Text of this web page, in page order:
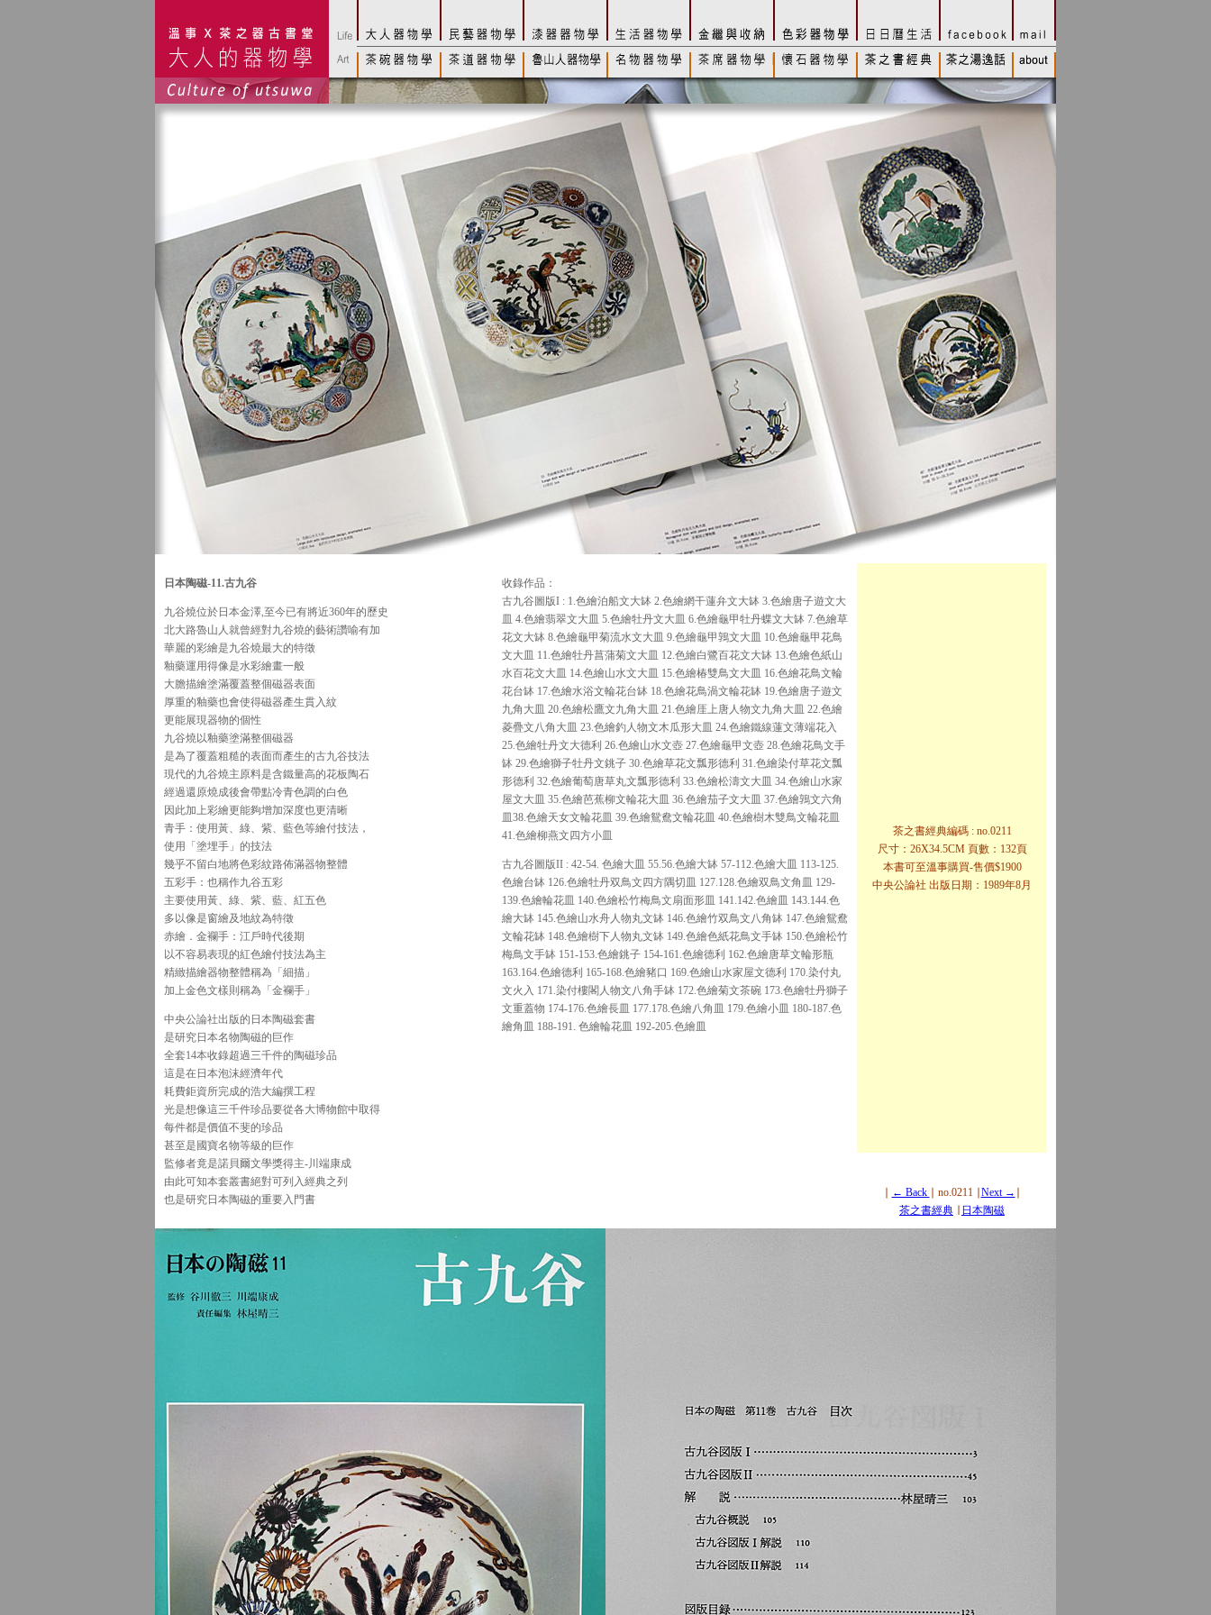
日本陶磁-11.古九谷
九谷燒位於日本金澤,至今已有將近360年的歷史
北大路魯山人就曾經對九谷燒的藝術讚喻有加
華麗的彩繪是九谷燒最大的特徵
釉藥運用得像是水彩繪畫一般
大膽描繪塗滿覆蓋整個磁器表面
厚重的釉藥也會使得磁器產生貫入紋
更能展現器物的個性
九谷燒以釉藥塗滿整個磁器
是為了覆蓋粗糙的表面而產生的古九谷技法
現代的九谷燒主原料是含鐵量高的花板陶石
經過還原燒成後會帶點冷青色調的白色
因此加上彩繪更能夠增加深度也更清晰
青手：使用黃、綠、紫、藍色等繪付技法，
使用「塗埋手」的技法
幾乎不留白地將色彩紋路佈滿器物整體
五彩手：也稱作九谷五彩
主要使用黃、綠、紫、藍、紅五色
多以像是窗繪及地紋為特徵
赤繪．金襴手：江戶時代後期
以不容易表現的紅色繪付技法為主
精緻描繪器物整體稱為「細描」
加上金色文樣則稱為「金襴手」
中央公論社出版的日本陶磁套書
是研究日本名物陶磁的巨作
全套14本收錄超過三千件的陶磁珍品
這是在日本泡沫經濟年代
耗費鉅資所完成的浩大編撰工程
光是想像這三千件珍品要從各大博物館中取得
每件都是價值不斐的珍品
甚至是國寶名物等級的巨作
監修者竟是諾貝爾文學獎得主-川端康成
由此可知本套叢書絕對可列入經典之列
也是研究日本陶磁的重要入門書
收錄作品：
古九谷圖版I : 1.色繪泊船文大缽 2.色繪網干蓮弁文大缽 3.色繪唐子遊文大
皿 4.色繪翡翠文大皿 5.色繪牡丹文大皿 6.色繪龜甲牡丹蝶文大缽 7.色繪草
花文大缽 8.色繪龜甲菊流水文大皿 9.色繪龜甲鶉文大皿 10.色繪龜甲花鳥
文大皿 11.色繪牡丹菖蒲菊文大皿 12.色繪白鷺百花文大缽 13.色繪色紙山
水百花文大皿 14.色繪山水文大皿 15.色繪椿雙鳥文大皿 16.色繪花鳥文輪
花台缽 17.色繪水浴文輪花台缽 18.色繪花鳥渦文輪花缽 19.色繪唐子遊文
九角大皿 20.色繪松鷹文九角大皿 21.色繪厓上唐人物文九角大皿 22.色繪
菱疊文八角大皿 23.色繪釣人物文木瓜形大皿 24.色繪鐵線蓮文薄端花入
25.色繪牡丹文大德利 26.色繪山水文壺 27.色繪龜甲文壺 28.色繪花鳥文手
缽 29.色繪獅子牡丹文銚子 30.色繪草花文瓢形德利 31.色繪染付草花文瓢
形德利 32.色繪葡萄唐草丸文瓢形德利 33.色繪松濤文大皿 34.色繪山水家
屋文大皿 35.色繪芭蕉柳文輪花大皿 36.色繪茄子文大皿 37.色繪鶉文六角
皿38.色繪天女文輪花皿 39.色繪鴛鴦文輪花皿 40.色繪樹木雙鳥文輪花皿
41.色繪柳燕文四方小皿
古九谷圖版II : 42-54. 色繪大皿 55.56.色繪大缽 57-112.色繪大皿 113-125.
色繪台缽 126.色繪牡丹双鳥文四方隅切皿 127.128.色繪双鳥文角皿 129-
139.色繪輪花皿 140.色繪松竹梅鳥文扇面形皿 141.142.色繪皿 143.144.色
繪大缽 145.色繪山水舟人物丸文缽 146.色繪竹双鳥文八角缽 147.色繪鴛鴦
文輪花缽 148.色繪樹下人物丸文缽 149.色繪色紙花鳥文手缽 150.色繪松竹
梅鳥文手缽 151-153.色繪銚子 154-161.色繪德利 162.色繪唐草文輪形瓶
163.164.色繪德利 165-168.色繪豬口 169.色繪山水家屋文德利 170.染付丸
文火入 171.染付樓閣人物文八角手缽 172.色繪菊文茶碗 173.色繪牡丹獅子
文重蓋物 174-176.色繪長皿 177.178.色繪八角皿 179.色繪小皿 180-187.色
繪角皿 188-191. 色繪輪花皿 192-205.色繪皿
茶之書經典編碼 : no.0211
尺寸：26X34.5CM 頁數：132頁
本書可至溫事購買-售價$1900
中央公論社 出版日期：1989年8月
← Back ∣ no.0211 ∣ Next →
茶之書經典
日本陶磁